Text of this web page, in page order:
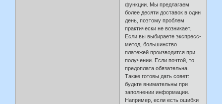
функции. Мы предлагаем
более десяти доставок в один
день, поэтому проблем
практически не возникает.
Если вы выбираете экспресс-
метод, большинство
платежей производится при
получении. Если почтой, то
предоплата обязательна.
Также готовы дать совет:
будьте внимательны при
заполнении информации.
Например, если есть ошибки